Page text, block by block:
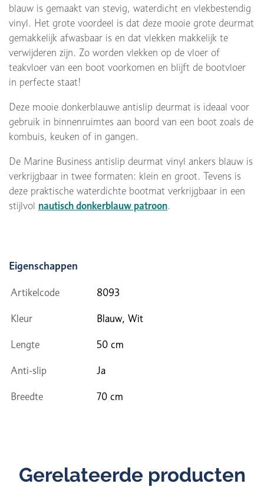
blauw is gemaakt van stevig, waterdicht en vlekbestendig
vinyl. Het grote voordeel is dat deze mooie grote deurmat
gemakkelijk afwasbaar is en dat vlekken makkelijk te
verwijderen zijn. Zo worden vlekken op de vloer of
teakvloer van een boot voorkomen en blijft de bootvloer
in perfecte staat!
Deze mooie donkerblauwe antislip deurmat is ideaal voor
gebruik in binnenruimtes aan boord van een boot zoals de
kombuis, keuken of in gangen.
De Marine Business antislip deurmat vinyl ankers blauw is
verkrijgbaar in twee formaten: klein en groot. Tevens is
deze praktische waterdichte bootmat verkrijgbaar in een
stijlvol nautisch donkerblauw patroon.
Eigenschappen
Artikelcode 8093
Kleur Blauw, Wit
Lengte 50 cm
Anti-slip Ja
Breedte 70 cm
Gerelateerde producten